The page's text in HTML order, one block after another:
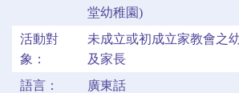
堂幼稚園)
活動對
象：
未成立或初成立家教會之
及家長
語言：
廣東話